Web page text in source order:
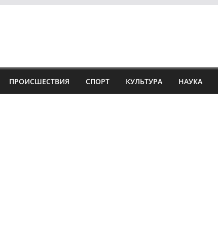
ПРОИСШЕСТВИЯ СПОРТ КУЛЬТУРА НАУКА